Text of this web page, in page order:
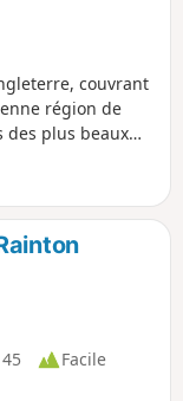
couvrant
région de
des plus beaux
paysages variés
changent
Facile